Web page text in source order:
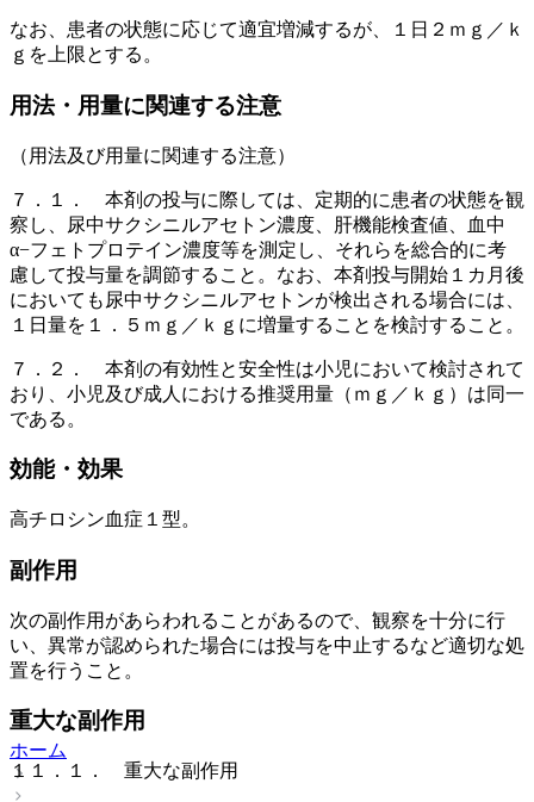
なお、患者の状態に応じて適宜増減するが、１日２ｍｇ／ｋ
ｇを上限とする。
用法・用量に関連する注意
（用法及び用量に関連する注意）
７．１． 本剤の投与に際しては、定期的に患者の状態を観
察し、尿中サクシニルアセトン濃度、肝機能検査値、血中
α−フェトプロテイン濃度等を測定し、それらを総合的に考
慮して投与量を調節すること。なお、本剤投与開始１カ月後
においても尿中サクシニルアセトンが検出される場合には、
１日量を１．５ｍｇ／ｋｇに増量することを検討すること。
７．２． 本剤の有効性と安全性は小児において検討されて
おり、小児及び成人における推奨用量（ｍｇ／ｋｇ）は同一
である。
効能・効果
高チロシン血症１型。
副作用
次の副作用があらわれることがあるので、観察を十分に行
い、異常が認められた場合には投与を中止するなど適切な処
置を行うこと。
重大な副作用
１１．１． 重大な副作用
ホーム